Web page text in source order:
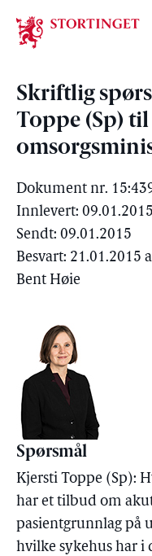
Stortinget.no
Skriftlig
Toppe (Sp) til
Dokument nr.
Innlevert: 09.01.2015
Sendt: 09.01.2015
Besvart: 21.01.2015
Bent Høie
Spørsmål
Kjersti Toppe (Sp):
har et tilbud om
pasientgrunnlag på
hvilke sykehus har i